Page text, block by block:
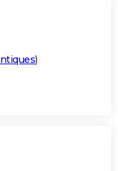
)